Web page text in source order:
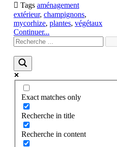
 Tags aménagement
extérieur, champignons,
mycorhize, plantes, végétaux
Continuer...
Exact matches only
Recherche in title
Recherche in content